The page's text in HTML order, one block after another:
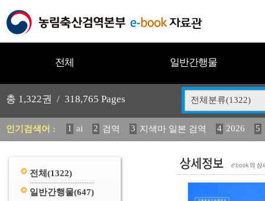
전체 일반간행물
총 1,322권 / 318,765 Pages 전체분류(1322)
인기검색어 : 1 ai 2 검역 3 지색마 일본 검역 4 2026 5
12 중독성 식물 도감 13 (2013년도) 식 14 구
전체 (1322)
일반간행물(647)